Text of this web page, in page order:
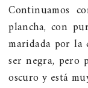
Continuamos
plancha, con
maridada por la
ser negra, pero
oscuro y está